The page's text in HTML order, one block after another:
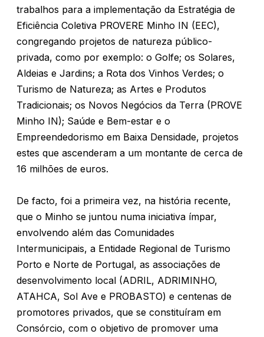
trabalhos para a implementação da Estratégia de
Eficiência Coletiva PROVERE Minho IN (EEC),
congregando projetos de natureza público-
privada, como por exemplo: o Golfe; os Solares,
Aldeias e Jardins; a Rota dos Vinhos Verdes; o
Turismo de Natureza; as Artes e Produtos
Tradicionais; os Novos Negócios da Terra (PROVE
Minho IN); Saúde e Bem-estar e o
Empreendedorismo em Baixa Densidade, projetos
estes que ascenderam a um montante de cerca de
16 milhões de euros.
De facto, foi a primeira vez, na história recente,
que o Minho se juntou numa iniciativa ímpar,
envolvendo além das Comunidades
Intermunicipais, a Entidade Regional de Turismo
Porto e Norte de Portugal, as associações de
desenvolvimento local (ADRIL, ADRIMINHO,
ATAHCA, Sol Ave e PROBASTO) e centenas de
promotores privados, que se constituíram em
Consórcio, com o objetivo de promover uma